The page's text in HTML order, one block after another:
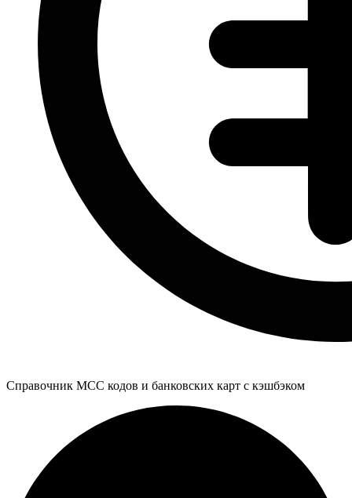
Справочник MCC кодов и банковских карт с кэшбэком